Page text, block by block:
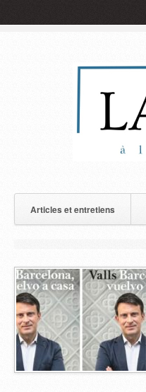
Articles et entretiens